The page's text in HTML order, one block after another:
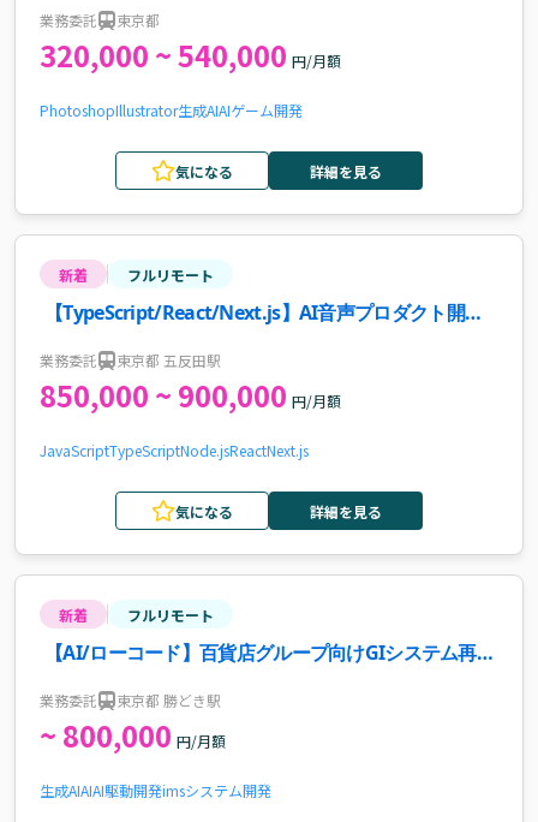
業務委託 東京都
320,000 ~ 540,000 円/月額
PhotoshopIllustrator生成AIAIゲーム開発
気になる 詳細を見る
新着 フルリモート
【TypeScript/React/Next.js】AI音声プロダクト開発
業務委託 東京都 五反田駅
850,000 ~ 900,000 円/月額
JavaScriptTypeScriptNode.jsReactNext.js
気になる 詳細を見る
新着 フルリモート
【AI/ローコード】百貨店グループ向けGIシステム再構
業務委託 東京都 勝どき駅
~ 800,000 円/月額
生成AIAIAI駆動開発imsシステム開発